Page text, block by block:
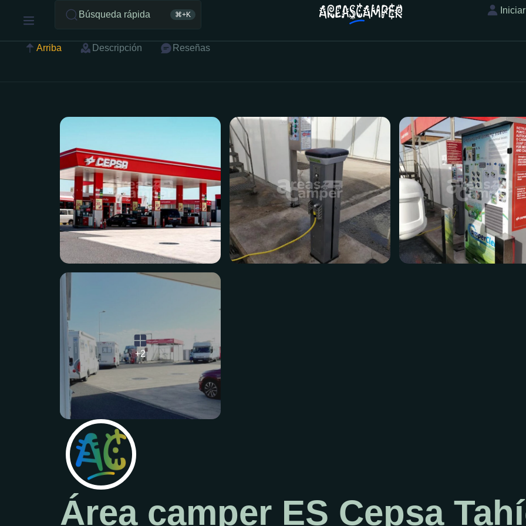
Búsqueda rápida ⌘+K
Arriba Descripción Reseñas
+2
Área camper ES Cepsa